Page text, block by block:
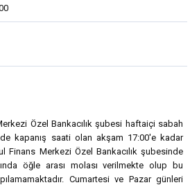
Özel Bankacılık şubesi haftaiçi sabah
kapanış saati olan akşam 17:00'e kadar
Finans Merkezi Özel Bankacılık şubesinde
öğle arası molası verilmekte olup bu
Cumartesi ve Pazar günleri